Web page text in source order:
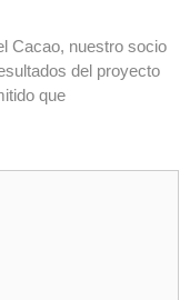
Cacao, nuestro socio
del proyecto
que